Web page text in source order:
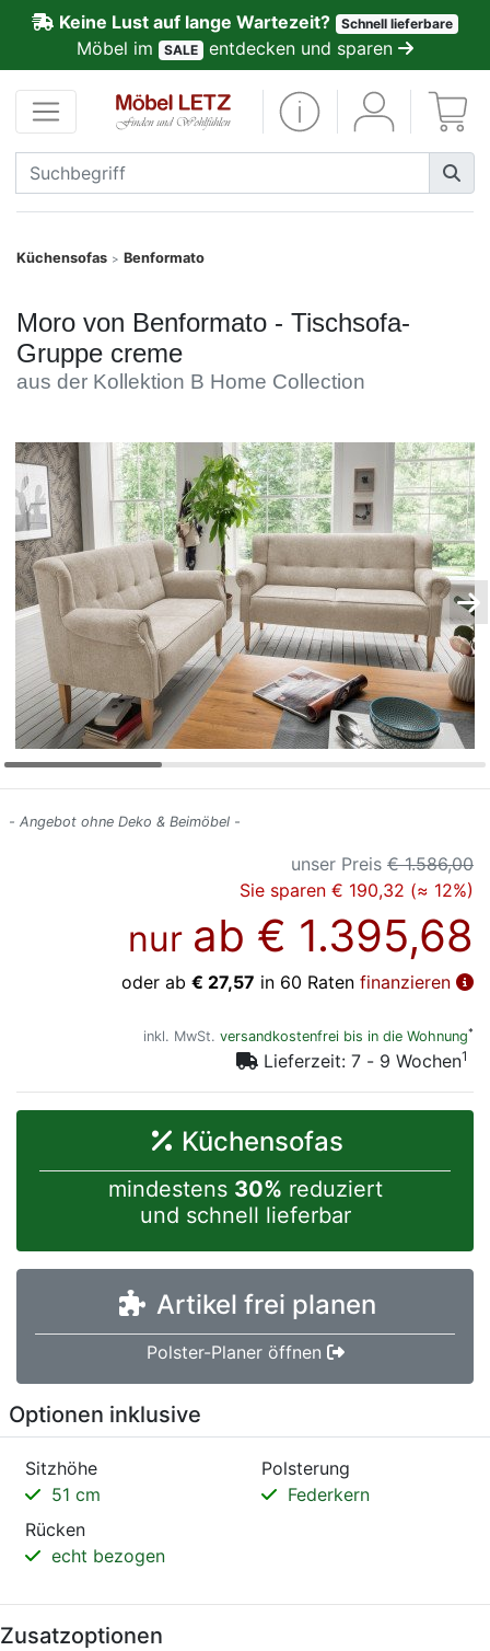
Keine Lust auf lange Wartezeit? Schnell lieferbare
Möbel im SALE entdecken und sparen
Küchensofas > Benformato
Moro von Benformato - Tischsofa-
Gruppe creme
aus der Kollektion B Home Collection
- Angebot ohne Deko & Beimöbel -
unser Preis € 1.586,00
Sie sparen € 190,32 (≈ 12%)
nur ab € 1.395,68
oder ab € 27,57 in 60 Raten finanzieren
inkl. MwSt. versandkostenfrei bis in die Wohnung*
Lieferzeit: 7 - 9 Wochen1
Küchensofas
mindestens 30% reduziert
und schnell lieferbar
Artikel frei planen
Polster-Planer öffnen
Optionen inklusive
Sitzhöhe
51 cm
Polsterung
Federkern
Rücken
echt bezogen
Zusatzoptionen
Kundenmeinungen
Anmelden
PREMIUM
Schnell
SALE
Möbel-
Konfigurator
0%
Finanzierung
Markenwelt
Letz-
Deals